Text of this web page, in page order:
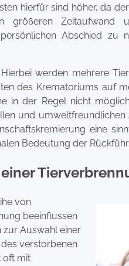
hierfür sind höher, da
Zeitaufwand
Abschied
werden mehrere
des Krematoriums auf
in der Regel nicht
und
eine
Bedeutung der
von
beeinflussen
zur Auswahl einer
verstorbenen
oft mit